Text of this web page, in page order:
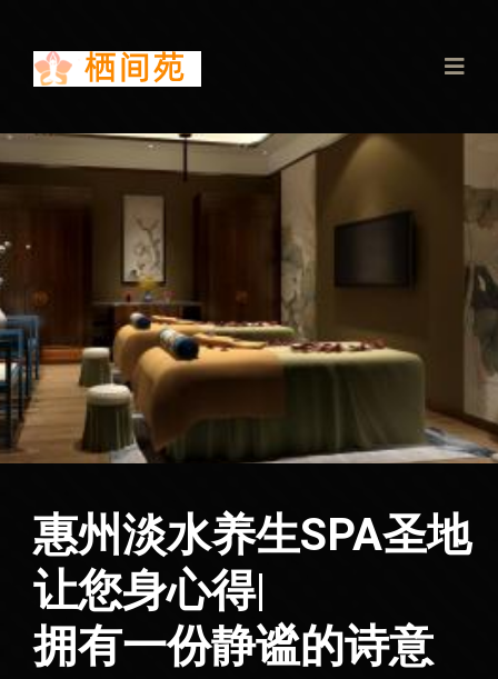
惠州淡水养生SPA圣地
休闲生活|
拥有一份静谧的诗意